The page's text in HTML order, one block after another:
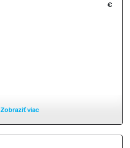
€
Zobraziť viac